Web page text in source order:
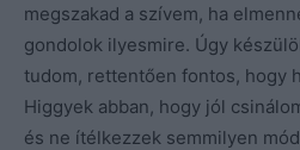
megszakad a szívem, ha
gondolok ilyesmire. Úgy
tudom, rettentően fontos, hogy
Higgyek abban, hogy jól
és ne ítélkezzek semmilyen